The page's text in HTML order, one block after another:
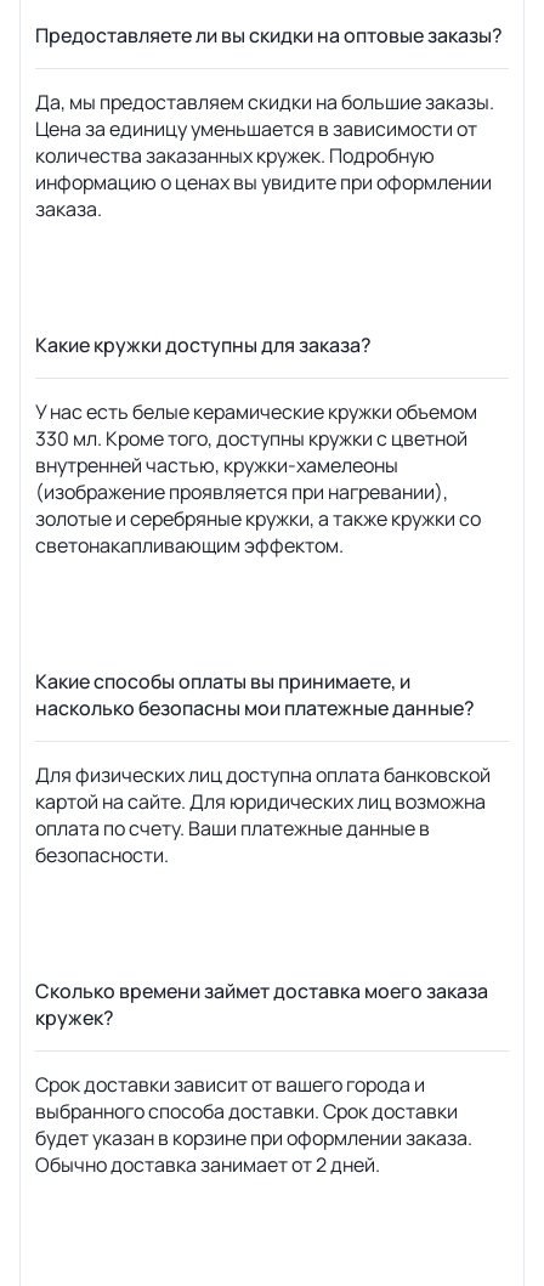
Предоставляете ли вы скидки на оптовые заказы?
Да, мы предоставляем скидки на большие заказы.
Цена за единицу уменьшается в зависимости от
количества заказанных кружек. Подробную
информацию о ценах вы увидите при оформлении
заказа.
Какие кружки доступны для заказа?
У нас есть белые керамические кружки объемом
330 мл. Кроме того, доступны кружки с цветной
внутренней частью, кружки-хамелеоны
(изображение проявляется при нагревании),
золотые и серебряные кружки, а также кружки со
светонакапливающим эффектом.
Какие способы оплаты вы принимаете, и
насколько безопасны мои платежные данные?
Для физических лиц доступна оплата банковской
картой на сайте. Для юридических лиц возможна
оплата по счету. Ваши платежные данные в
безопасности.
Сколько времени займет доставка моего заказа
кружек?
Срок доставки зависит от вашего города и
выбранного способа доставки. Срок доставки
будет указан в корзине при оформлении заказа.
Обычно доставка занимает от 2 дней.